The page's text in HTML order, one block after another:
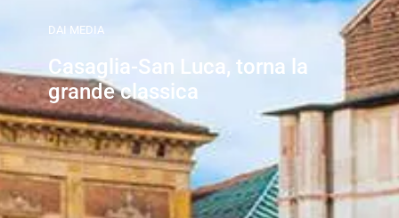
DAI MEDIA
Casaglia-San Luca, torna la
grande classica